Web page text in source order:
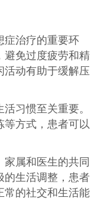
症治疗的重要环
避免过度疲劳和精
活动有助于缓解压
习惯至关重要。
等方式，患者可以
属和医生的共同
的生活调整，患者
常的社交和生活能